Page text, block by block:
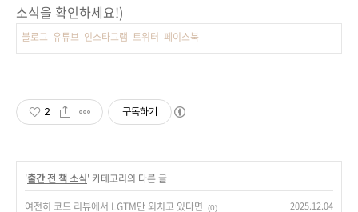
소식을 확인하세요!)
블로그 유튜브 인스타그램 트위터 페이스북
2 구독하기
'출간 전 책 소식' 카테고리의 다른 글
여전히 코드 리뷰에서 LGTM만 외치고 있다면
(0) 2025.12.04